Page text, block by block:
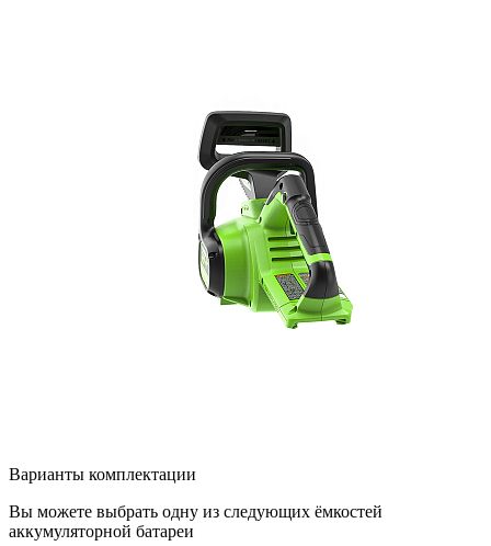
Варианты комплектации
Вы можете выбрать одну из следующих ёмкостей
аккумуляторной батареи